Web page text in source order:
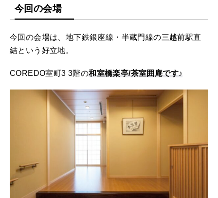
今回の会場
今回の会場は、地下鉄銀座線・半蔵門線の三越前駅直
結という好立地。
COREDO室町3 3階の和室橋楽亭/茶室囲庵です♪